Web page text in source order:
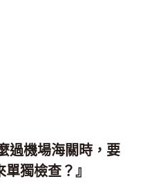
過機場海關時，要
獨檢查？』